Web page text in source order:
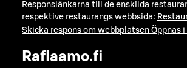
Responslänkarna till de enskilda
respektive restaurangs webbsida:
Skicka respons om webbplatsen Öppnas
Raflaamo.fi